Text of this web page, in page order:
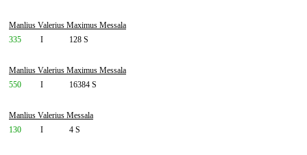
Manlius Valerius Maximus Messala
335
I 128 S
Manlius Valerius Maximus Messala
550
I 16384 S
Manlius Valerius Messala
130
I 4 S